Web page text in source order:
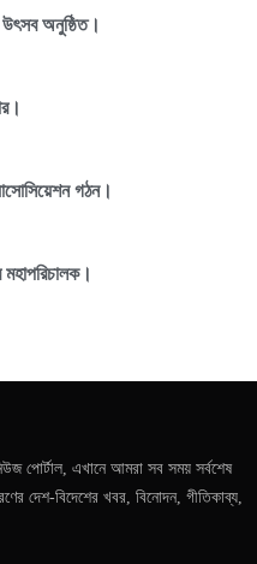
অনুষ্ঠিত।
গঠন।
মহাপরিচালক।
পোর্টাল, এখানে আমরা সব সময় সর্বশেষ
দেশ-বিদেশের খবর, বিনোদন, গীতিকাব্য,